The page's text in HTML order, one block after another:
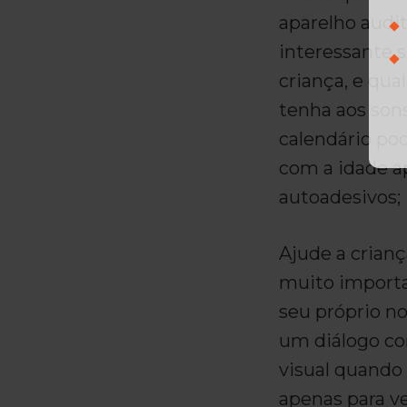
aparelho
interessante
criança, e
tenha aos
calendário
com a idade
autoadesivos;
Ajude a
muito
seu próprio
um diálogo
visual quando
apenas para